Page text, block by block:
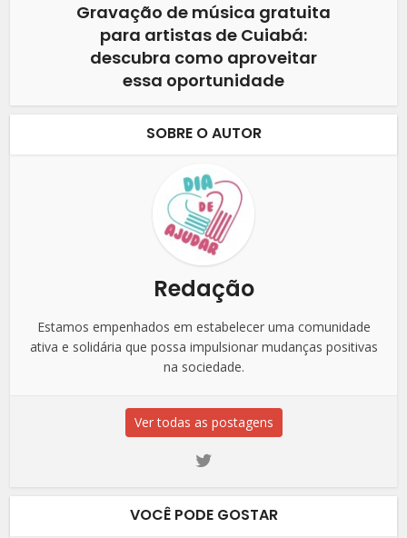
Gravação de música gratuita
para artistas de Cuiabá:
descubra como aproveitar
essa oportunidade
SOBRE O AUTOR
Redação
Estamos empenhados em estabelecer uma comunidade
ativa e solidária que possa impulsionar mudanças positivas
na sociedade.
Ver todas as postagens
VOCÊ PODE GOSTAR